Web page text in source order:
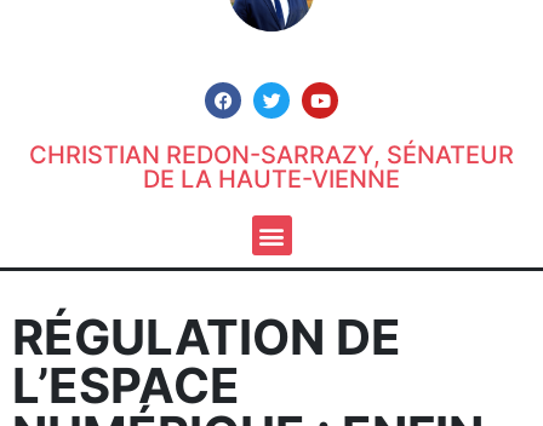
CHRISTIAN REDON-SARRAZY, SÉNATEUR
DE LA HAUTE-VIENNE
RÉGULATION DE
L’ESPACE